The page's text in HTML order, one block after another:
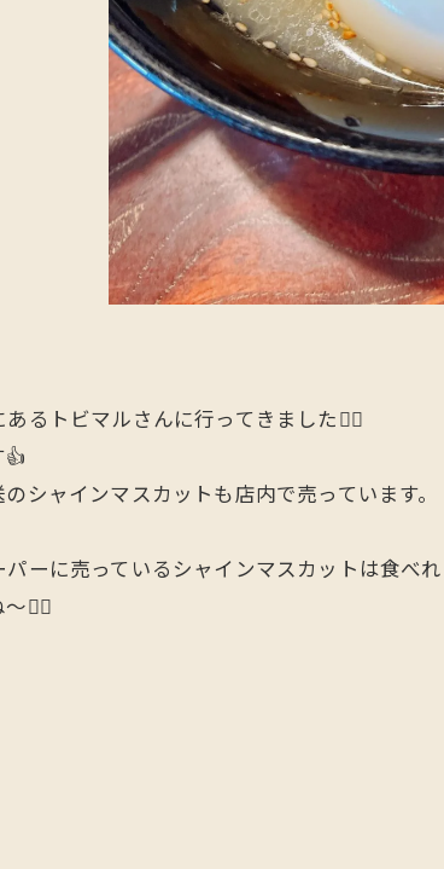
るトビマルさんに行ってきました🙋‍♂️
シャインマスカットも店内で売っています。
ーに売っているシャインマスカットは食べ
🙋‍♂️